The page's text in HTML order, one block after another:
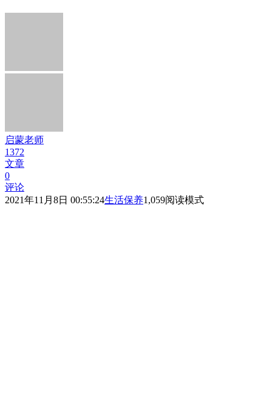
启蒙老师
1372
文章
0
评论
2021年11月8日 00:55:24生活保养1,059阅读模式